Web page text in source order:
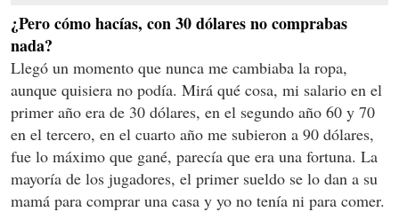
¿Pero cómo hacías, con 30 dólares no comprabas
nada?
Llegó un momento que nunca me cambiaba la ropa,
aunque quisiera no podía. Mirá qué cosa, mi salario en el
primer año era de 30 dólares, en el segundo año 60 y 70
en el tercero, en el cuarto año me subieron a 90 dólares,
fue lo máximo que gané, parecía que era una fortuna. La
mayoría de los jugadores, el primer sueldo se lo dan a su
mamá para comprar una casa y yo no tenía ni para comer.